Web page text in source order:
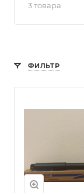
3 товара
ФИЛЬТР